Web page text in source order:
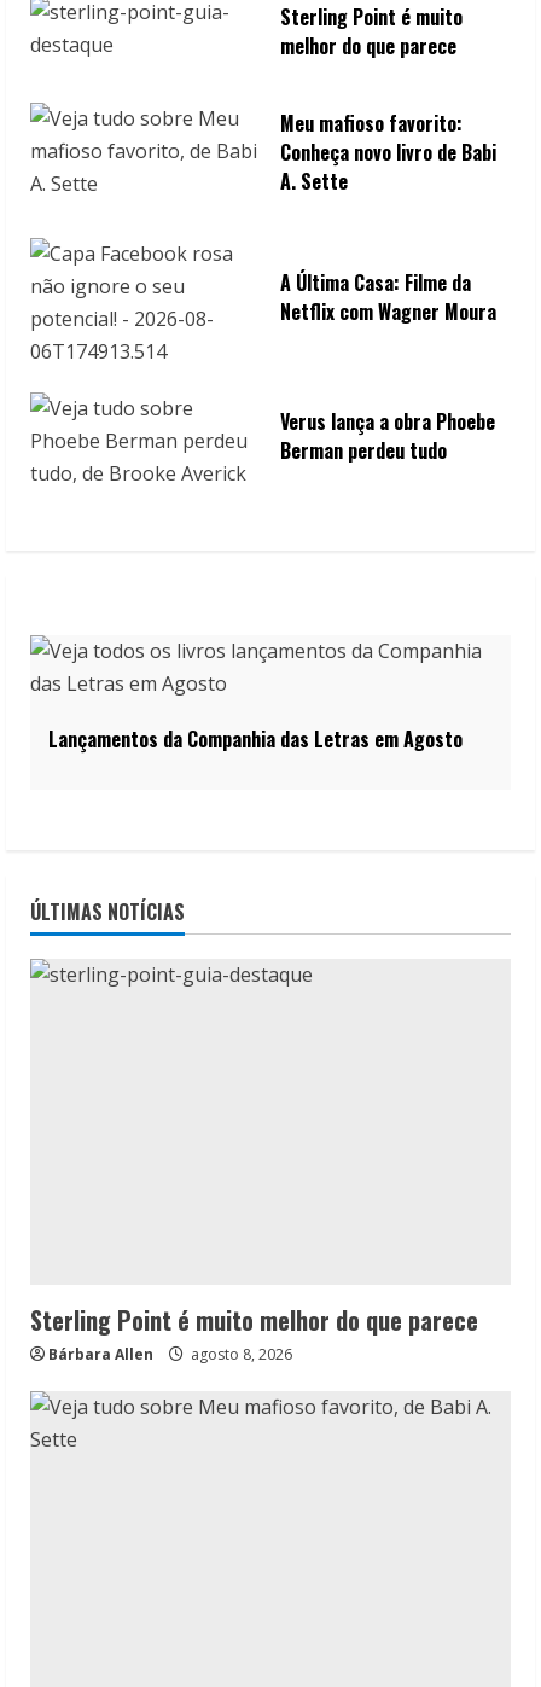
g
Sterling Point é muito
melhor do que parece
Meu mafioso favorito:
Conheça novo livro de Babi
A. Sette
A Última Casa: Filme da
Netflix com Wagner Moura
Verus lança a obra Phoebe
Berman perdeu tudo
Lançamentos da Companhia das Letras em Agosto
ÚLTIMAS NOTÍCIAS
Sterling Point é muito melhor do que parece
Bárbara Allen agosto 8, 2026